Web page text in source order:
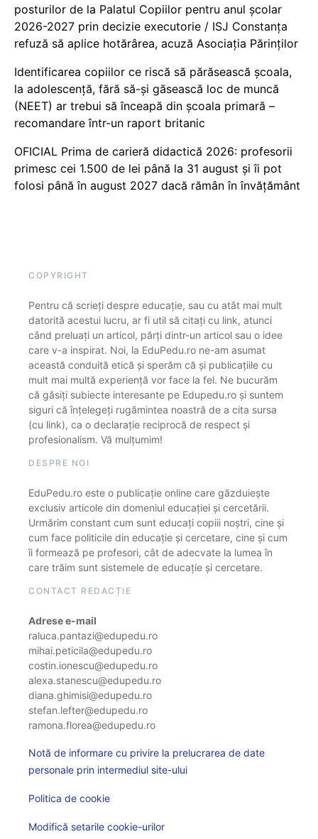
posturilor de la Palatul Copiilor pentru anul școlar
2026-2027 prin decizie executorie / ISJ Constanța
refuză să aplice hotărârea, acuză Asociația Părinților
Identificarea copiilor ce riscă să părăsească școala,
la adolescență, fără să-și găsească loc de muncă
(NEET) ar trebui să înceapă din școala primară –
recomandare într-un raport britanic
OFICIAL Prima de carieră didactică 2026: profesorii
primesc cei 1.500 de lei până la 31 august și îi pot
folosi până în august 2027 dacă rămân în învățământ
COPYRIGHT
Pentru că scrieți despre educație, sau cu atât mai mult
datorită acestui lucru, ar fi util să citați cu link, atunci
când preluați un articol, părți dintr-un articol sau o idee
care v-a inspirat. Noi, la EduPedu.ro ne-am asumat
această conduită etică și sperăm că și publicațiile cu
mult mai multă experiență vor face la fel. Ne bucurăm
că găsiți subiecte interesante pe Edupedu.ro și suntem
siguri că înțelegeți rugămintea noastră de a cita sursa
(cu link), ca o declarație reciprocă de respect și
profesionalism. Vă mulțumim!
DESPRE NOI
EduPedu.ro este o publicație online care găzduiește
exclusiv articole din domeniul educației și cercetării.
Urmărim constant cum sunt educați copiii noștri, cine și
cum face politicile din educație și cercetare, cine și cum
îi formează pe profesori, cât de adecvate la lumea în
care trăim sunt sistemele de educație și cercetare.
CONTACT REDACȚIE
Adrese e-mail
raluca.pantazi@edupedu.ro
mihai.peticila@edupedu.ro
costin.ionescu@edupedu.ro
alexa.stanescu@edupedu.ro
diana.ghimisi@edupedu.ro
stefan.lefter@edupedu.ro
ramona.florea@edupedu.ro
Notă de informare cu privire la prelucrarea de date
personale prin intermediul site-ului
Politica de cookie
Modifică setarile cookie-urilor